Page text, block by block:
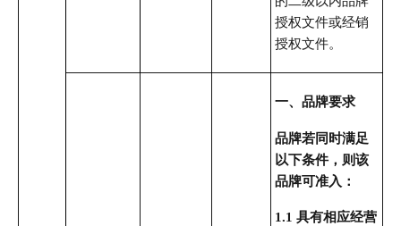
授权文件或经销
授权文件。
一、品牌要求
品牌若同时满足
以下条件，则该
品牌可准入：
1.1 具有相应经营